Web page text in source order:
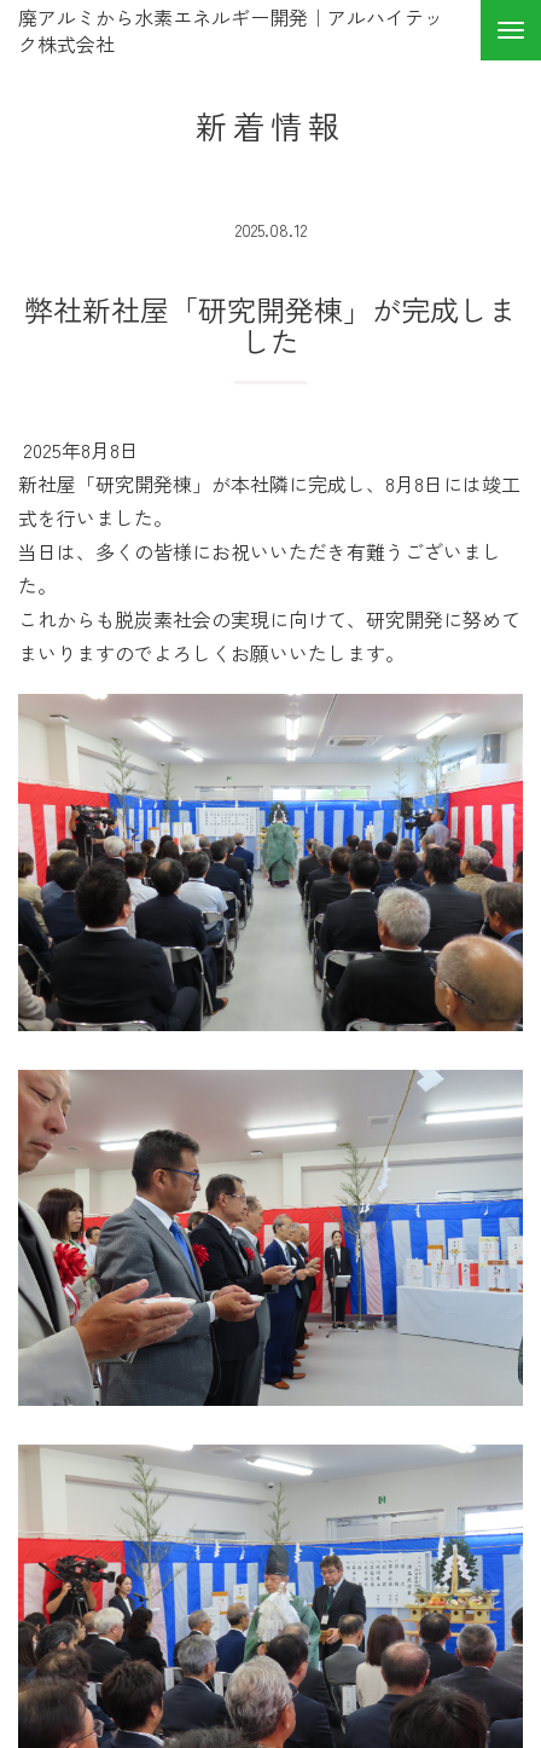
廃アルミから水素エネルギー開発｜アルハイテッ
ク株式会社
新着情報
2025.08.12
弊社新社屋「研究開発棟」が完成しま
した
2025年8月8日
新社屋「研究開発棟」が本社隣に完成し、8月8日には竣工
式を行いました。
当日は、多くの皆様にお祝いいただき有難うございまし
た。
これからも脱炭素社会の実現に向けて、研究開発に努めて
まいりますのでよろしくお願いいたします。